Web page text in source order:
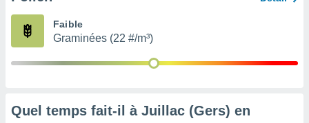
des
notre
Faible
Graminées (22 #/m³)
Quel temps fait-il à Juillac (Gers) en